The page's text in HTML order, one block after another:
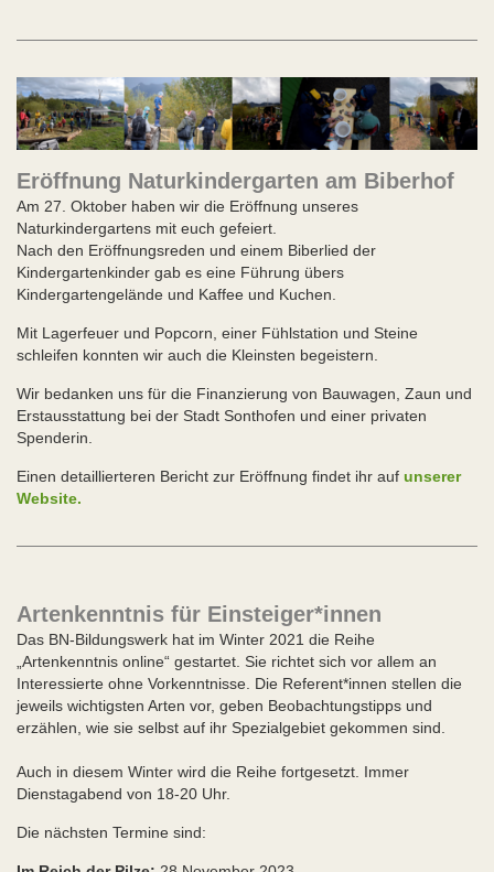
Eröffnung Naturkindergarten am Biberhof
Am 27. Oktober haben wir die Eröffnung unseres
Naturkindergartens mit euch gefeiert.
Nach den Eröffnungsreden und einem Biberlied der
Kindergartenkinder gab es eine Führung übers
Kindergartengelände und Kaffee und Kuchen.
Mit Lagerfeuer und Popcorn, einer Fühlstation und Steine
schleifen konnten wir auch die Kleinsten begeistern.
Wir bedanken uns für die Finanzierung von Bauwagen, Zaun und
Erstausstattung bei der Stadt Sonthofen und einer privaten
Spenderin.
Einen detaillierteren Bericht zur Eröffnung findet ihr auf unserer
Website.
Artenkenntnis für Einsteiger*innen
Das BN-Bildungswerk hat im Winter 2021 die Reihe
„Artenkenntnis online“ gestartet. Sie richtet sich vor allem an
Interessierte ohne Vorkenntnisse. Die Referent*innen stellen die
jeweils wichtigsten Arten vor, geben Beobachtungstipps und
erzählen, wie sie selbst auf ihr Spezialgebiet gekommen sind.
Auch in diesem Winter wird die Reihe fortgesetzt. Immer
Dienstagabend von 18-20 Uhr.
Die nächsten Termine sind: